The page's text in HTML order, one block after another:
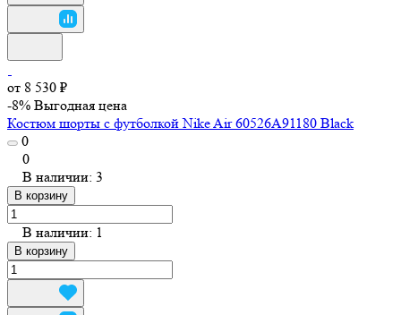
от 8 530 ₽
-8% Выгодная цена
Костюм шорты с футболкой Nike Air 60526A91180 Black
0
0
В наличии: 3
В корзину
В наличии: 1
В корзину